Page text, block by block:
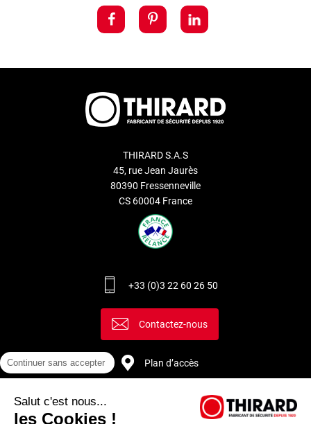
THIRARD S.A.S
45, rue Jean Jaurès
80390 Fressenneville
CS 60004 France
+33 (0)3 22 60 26 50
Contactez-nous
Plan d’accès
Continuer sans accepter
Salut c'est nous...
les Cookies !